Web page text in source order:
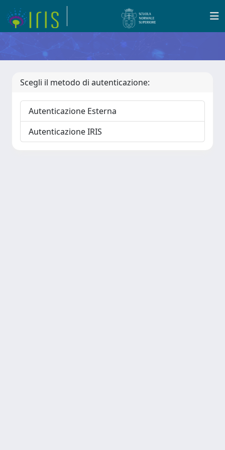
Scegli il metodo di autenticazione:
Autenticazione Esterna
Autenticazione IRIS